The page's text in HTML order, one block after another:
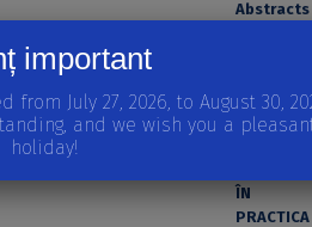
PRACTICA MEDICALĂ
important
July 27, 2026, to August 30,
and we wish you a
holiday!